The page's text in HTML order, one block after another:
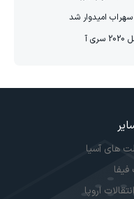
امیدوار شد
آ
های آسیا
اروپا